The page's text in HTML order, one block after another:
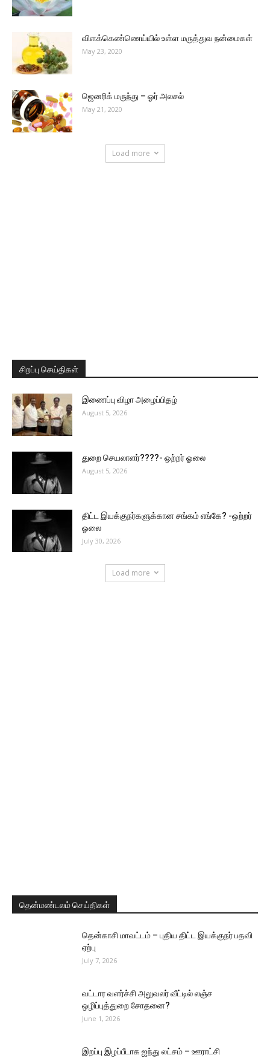
விளக்கெண்ணெய்யில் உள்ள மருத்துவ நன்மைகள்
May 23, 2020
ஜெனரிக் மருந்து – ஓர் அலசல்
May 21, 2020
Load more
சிறப்பு செய்திகள்
இணைப்பு விழா அழைப்பிதழ்
August 5, 2026
துறை செயலாளர்????- ஒற்றர் ஓலை
August 5, 2026
திட்ட இயக்குநர்களுக்கான சங்கம் எங்கே? -ஒற்றர்
ஓலை
July 30, 2026
Load more
தென்மண்டலம் செய்திகள்
தென்காசி மாவட்டம் – புதிய திட்ட இயக்குநர் பதவி
ஏற்பு
July 7, 2026
வட்டார வளர்ச்சி அலுவலர் வீட்டில் லஞ்ச
ஒழிப்புத்துறை சோதனை?
June 1, 2026
இறப்பு இழப்பீடாக ஐந்து லட்சம் – ஊராட்சி